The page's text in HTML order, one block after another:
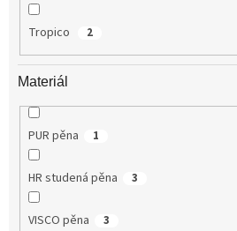
Tropico 2
Materiál
PUR pěna 1
HR studená pěna 3
VISCO pěna 3